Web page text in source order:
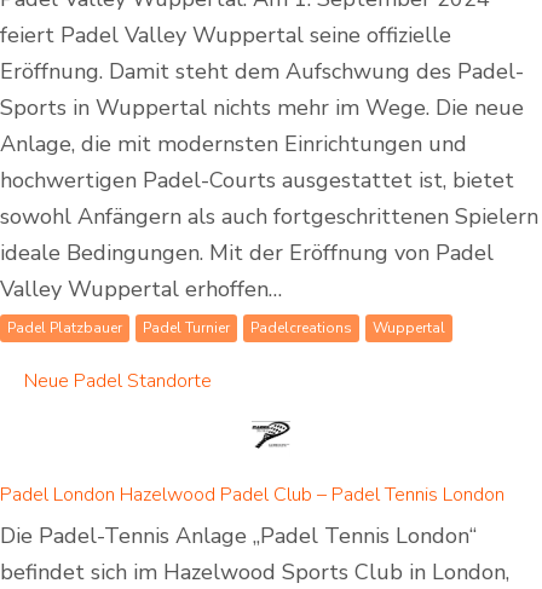
feiert Padel Valley Wuppertal seine offizielle
Eröffnung. Damit steht dem Aufschwung des Padel-
Sports in Wuppertal nichts mehr im Wege. Die neue
Anlage, die mit modernsten Einrichtungen und
hochwertigen Padel-Courts ausgestattet ist, bietet
sowohl Anfängern als auch fortgeschrittenen Spielern
ideale Bedingungen. Mit der Eröffnung von Padel
Valley Wuppertal erhoffen…
Padel Platzbauer Padel Turnier Padelcreations Wuppertal
Neue Padel Standorte
Padel London Hazelwood Padel Club – Padel Tennis London
Die Padel-Tennis Anlage „Padel Tennis London“
befindet sich im Hazelwood Sports Club in London,